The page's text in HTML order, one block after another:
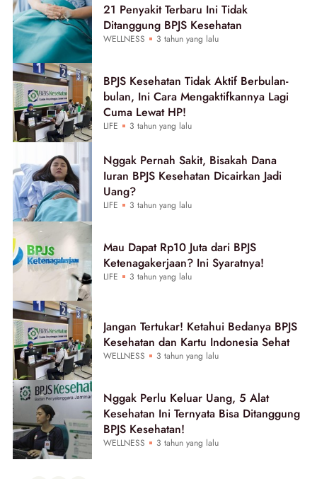
21 Penyakit Terbaru Ini Tidak
Ditanggung BPJS Kesehatan
WELLNESS 3 tahun yang lalu
BPJS Kesehatan Tidak Aktif Berbulan-
bulan, Ini Cara Mengaktifkannya Lagi
Cuma Lewat HP!
LIFE 3 tahun yang lalu
Nggak Pernah Sakit, Bisakah Dana
Iuran BPJS Kesehatan Dicairkan Jadi
Uang?
LIFE 3 tahun yang lalu
Mau Dapat Rp10 Juta dari BPJS
Ketenagakerjaan? Ini Syaratnya!
LIFE 3 tahun yang lalu
Jangan Tertukar! Ketahui Bedanya BPJS
Kesehatan dan Kartu Indonesia Sehat
WELLNESS 3 tahun yang lalu
Nggak Perlu Keluar Uang, 5 Alat
Kesehatan Ini Ternyata Bisa Ditanggung
BPJS Kesehatan!
WELLNESS 3 tahun yang lalu